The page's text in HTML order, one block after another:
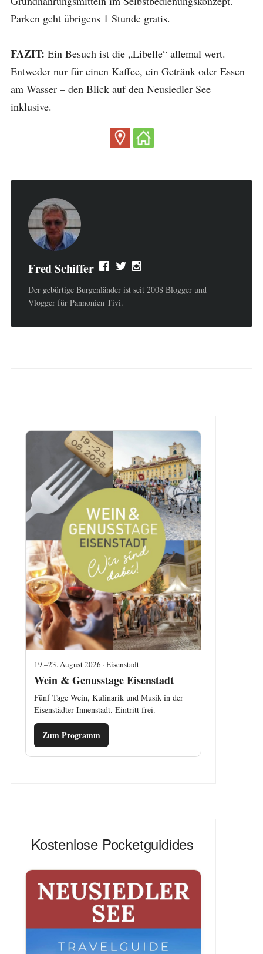
Parken geht übrigens 1 Stunde gratis.
FAZIT: Ein Besuch ist die „Libelle“ allemal wert.
Entweder nur für einen Kaffee, ein Getränk oder Essen
am Wasser – den Blick auf den Neusiedler See
inklusive.
Fred Schiffer
Der gebürtige Burgenländer ist seit 2008 Blogger und
Vlogger für Pannonien Tivi.
19.–23. August 2026 · Eisenstadt
Wein & Genusstage Eisenstadt
Fünf Tage Wein, Kulinarik und Musik in der
Eisenstädter Innenstadt. Eintritt frei.
Zum Programm
Kostenlose Pocketguidides